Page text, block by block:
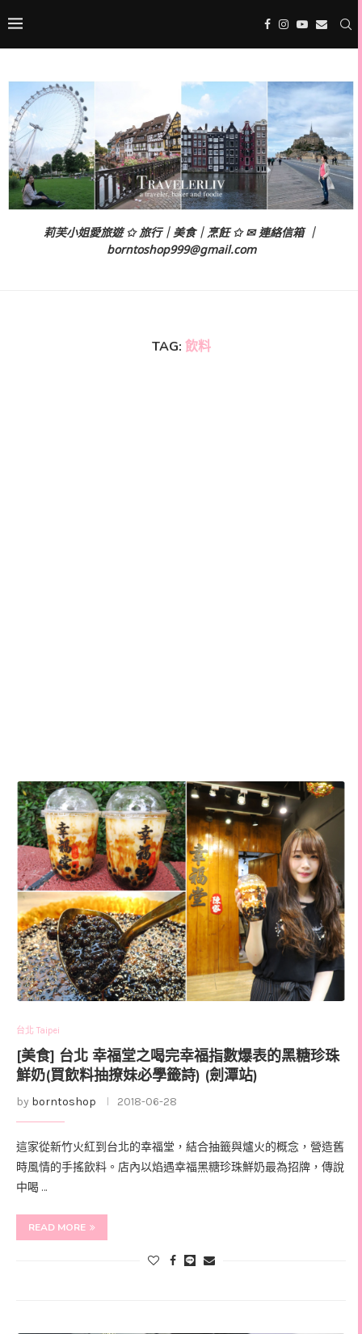
莉芙小姐愛旅遊 ✩ 旅行｜美食｜烹飪 ✩ ✉ 連絡信箱 ｜
borntoshop999@gmail.com
TAG: 飲料
台北 Taipei
[美食] 台北 幸福堂之喝完幸福指數爆表的黑糖珍珠
鮮奶(買飲料抽撩妹必學籤詩) (劍潭站)
by borntoshop 2018-06-28
這家從新竹火紅到台北的幸福堂，結合抽籤與爐火的概念，營造舊
時風情的手搖飲料。店內以焰遇幸福黑糖珍珠鮮奶最為招牌，傳說
中喝 …
READ MORE